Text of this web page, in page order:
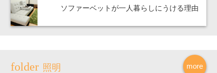
ソファーベットが一人暮らしにうける理由
more
照明